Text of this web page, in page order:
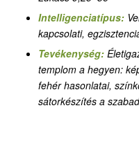
Intelligenciatípus:
kapcsolati,
Tevékenység:
templom a hegyen:
fehér hasonlatai,
sátorkészítés a